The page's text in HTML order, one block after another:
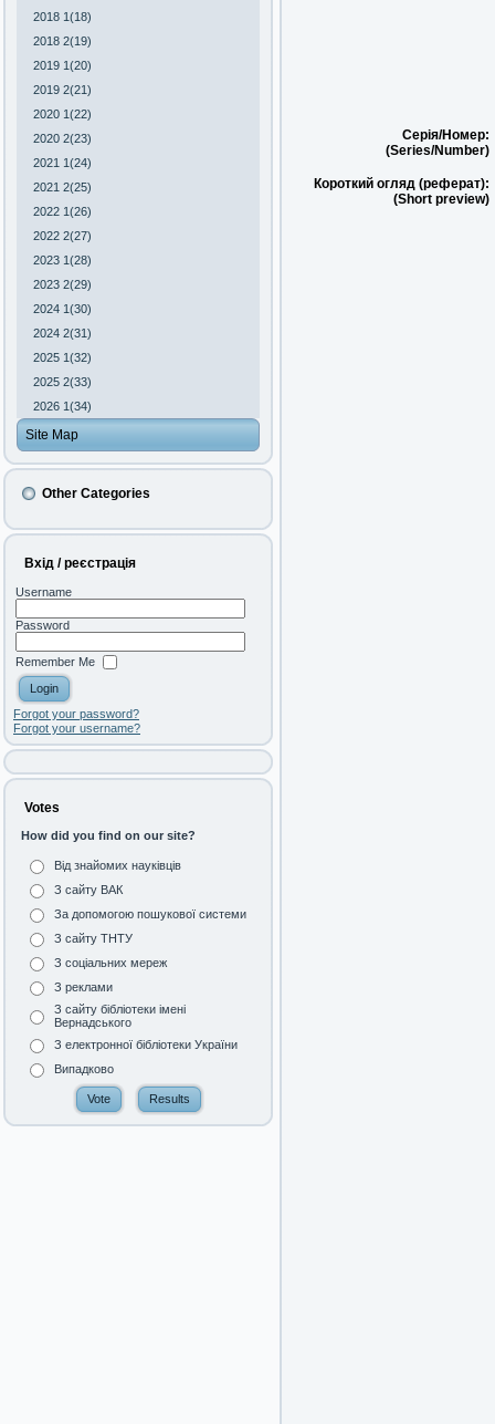
2018 1(18)
2018 2(19)
2019 1(20)
2019 2(21)
2020 1(22)
2020 2(23)
2021 1(24)
2021 2(25)
2022 1(26)
2022 2(27)
2023 1(28)
2023 2(29)
2024 1(30)
2024 2(31)
2025 1(32)
2025 2(33)
2026 1(34)
Site Map
Other Categories
Вхід / реєстрація
Username
Password
Remember Me
Forgot your password?
Forgot your username?
Votes
How did you find on our site?
Від знайомих науківців
З сайту ВАК
За допомогою пошукової системи
З сайту ТНТУ
З соціальних мереж
З реклами
З сайту бібліотеки імені
Вернадського
З електронної бібліотеки України
Випадково
Серія/Номер:
(Series/Number)
Короткий огляд (реферат):
(Short preview)